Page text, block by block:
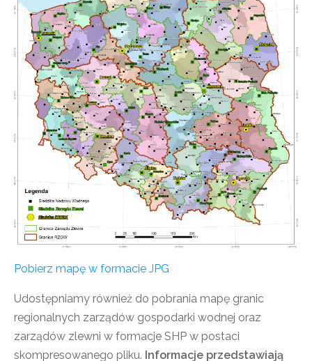
Pobierz mapę w formacie JPG
Udostępniamy również do pobrania mapę granic
regionalnych zarządów gospodarki wodnej oraz
zarządów zlewni w formacje SHP w postaci
skompresowanego pliku. Informacje przedstawiają